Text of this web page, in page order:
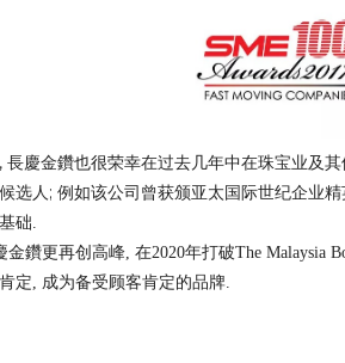
長慶金鑽也很荣幸在过去几年中在珠宝业及
选人; 例如该公司曾获颁亚太国际世纪企业
础.
金鑽更再创高峰, 在2020年打破The Malaysia
定, 成为备受顾客肯定的品牌.